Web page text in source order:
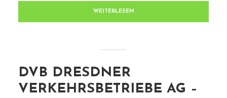
WEITERLESEN
DVB DRESDNER
VERKEHRSBETRIEBE AG –